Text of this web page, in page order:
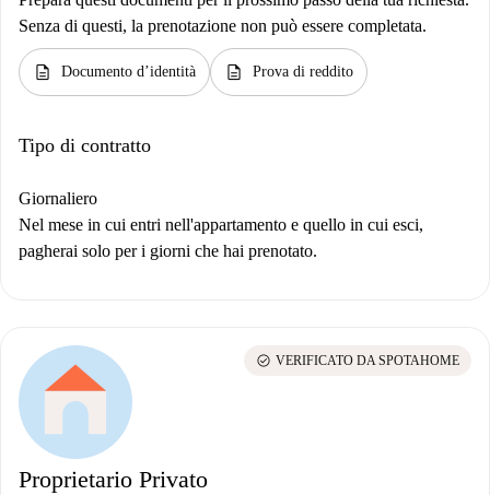
Senza di questi, la prenotazione non può essere completata.
description Documento d’identità description Prova di reddito
Tipo di contratto
Giornaliero
Nel mese in cui entri nell'appartamento e quello in cui esci,
pagherai solo per i giorni che hai prenotato.
Proprietario Privato
check_circle VERIFICATO DA SPOTAHOME